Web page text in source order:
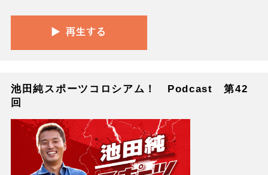
池田純スポーツコロシアム！ Podcast 第42
回